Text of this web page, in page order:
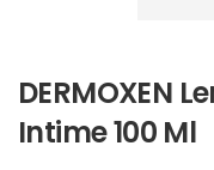
DERMOXEN
Intime 100 Ml